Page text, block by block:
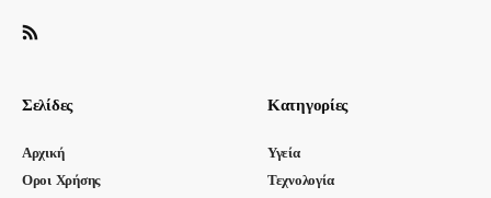
Σελίδες
Αρχική
Οροι Χρήσης
Κατηγορίες
Υγεία
Τεχνολογία